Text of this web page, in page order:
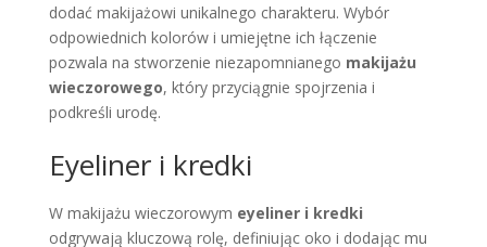
dodać makijażowi unikalnego charakteru. Wybór
odpowiednich kolorów i umiejętne ich łączenie
pozwala na stworzenie niezapomnianego makijażu
wieczorowego, który przyciągnie spojrzenia i
podkreśli urodę.
Eyeliner i kredki
W makijażu wieczorowym eyeliner i kredki
odgrywają kluczową rolę, definiując oko i dodając mu